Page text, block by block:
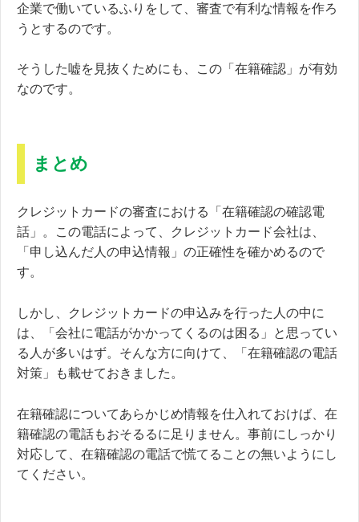
企業で働いているふりをして、審査で有利な情報を作ろ
うとするのです。
そうした嘘を見抜くためにも、この「在籍確認」が有効
なのです。
まとめ
クレジットカードの審査における「在籍確認の確認電
話」。この電話によって、クレジットカード会社は、
「申し込んだ人の申込情報」の正確性を確かめるので
す。
しかし、クレジットカードの申込みを行った人の中に
は、「会社に電話がかかってくるのは困る」と思ってい
る人が多いはず。そんな方に向けて、「在籍確認の電話
対策」も載せておきました。
在籍確認についてあらかじめ情報を仕入れておけば、在
籍確認の電話もおそるるに足りません。事前にしっかり
対応して、在籍確認の電話で慌てることの無いようにし
てください。